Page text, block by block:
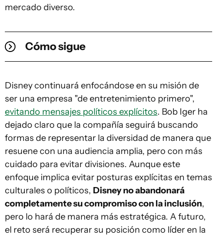
mercado diverso.
Cómo sigue
Disney continuará enfocándose en su misión de
ser una empresa "de entretenimiento primero",
evitando mensajes políticos explícitos. Bob Iger ha
dejado claro que la compañía seguirá buscando
formas de representar la diversidad de manera que
resuene con una audiencia amplia, pero con más
cuidado para evitar divisiones. Aunque este
enfoque implica evitar posturas explícitas en temas
culturales o políticos, Disney no abandonará
completamente su compromiso con la inclusión,
pero lo hará de manera más estratégica. A futuro,
el reto será recuperar su posición como líder en la